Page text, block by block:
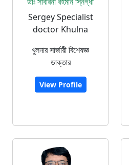
Sergey Specialist
doctor Khulna
খুলনার সার্জারী বিশেষজ্ঞ
ডাক্তার
View Profile